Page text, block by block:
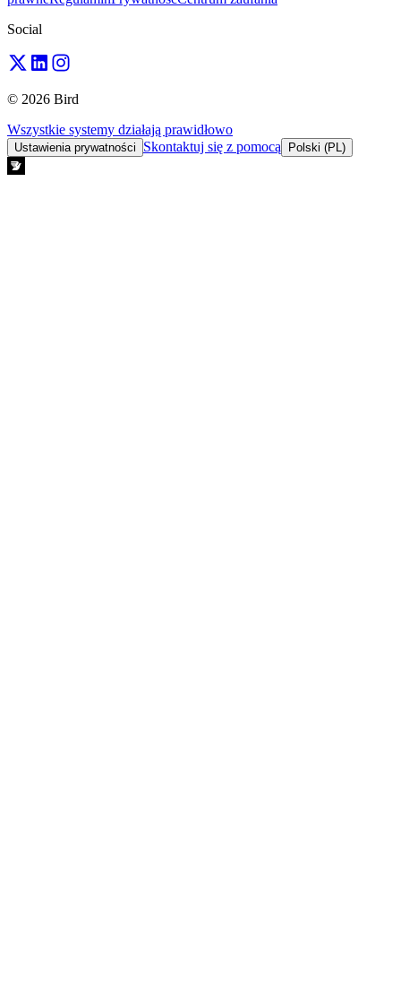
Social
© 2026 Bird
Wszystkie systemy działają prawidłowo
Ustawienia prywatności Skontaktuj się z pomocą Polski (PL)